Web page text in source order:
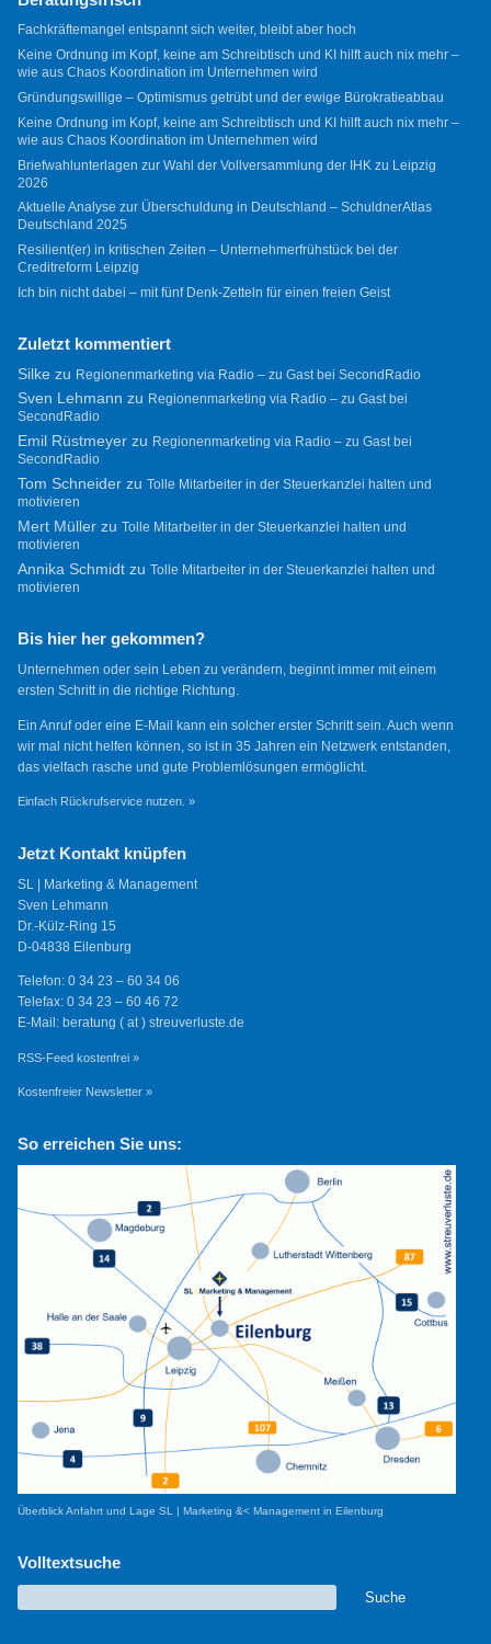
Fachkräftemangel entspannt sich weiter, bleibt aber hoch
Keine Ordnung im Kopf, keine am Schreibtisch und KI hilft auch nix mehr –
wie aus Chaos Koordination im Unternehmen wird
Gründungswillige – Optimismus getrübt und der ewige Bürokratieabbau
Keine Ordnung im Kopf, keine am Schreibtisch und KI hilft auch nix mehr –
wie aus Chaos Koordination im Unternehmen wird
Briefwahlunterlagen zur Wahl der Vollversammlung der IHK zu Leipzig
2026
Aktuelle Analyse zur Überschuldung in Deutschland – SchuldnerAtlas
Deutschland 2025
Resilient(er) in kritischen Zeiten – Unternehmerfrühstück bei der
Creditreform Leipzig
Ich bin nicht dabei – mit fünf Denk-Zetteln für einen freien Geist
Zuletzt kommentiert
Silkezu Regionenmarketing via Radio – zu Gast bei SecondRadio
Sven Lehmann zu Regionenmarketing via Radio – zu Gast bei
SecondRadio
Emil Rüstmeyerzu Regionenmarketing via Radio – zu Gast bei
SecondRadio
Tom Schneiderzu Tolle Mitarbeiter in der Steuerkanzlei halten und
motivieren
Mert Müllerzu Tolle Mitarbeiter in der Steuerkanzlei halten und
motivieren
Annika Schmidtzu Tolle Mitarbeiter in der Steuerkanzlei halten und
motivieren
Bis hier her gekommen?
Unternehmen oder sein Leben zu verändern, beginnt immer mit einem
ersten Schritt in die richtige Richtung.
Ein Anruf oder eine E-Mail kann ein solcher erster Schritt sein. Auch wenn
wir mal nicht helfen können, so ist in 35 Jahren ein Netzwerk entstanden,
das vielfach rasche und gute Problemlösungen ermöglicht.
Einfach Rückrufservice nutzen. »
Jetzt Kontakt knüpfen
SL | Marketing & Management
Sven Lehmann
Dr.-Külz-Ring 15
D-04838 Eilenburg
Telefon: 0 34 23 – 60 34 06
Telefax: 0 34 23 – 60 46 72
E-Mail: beratung ( at ) streuverluste.de
RSS-Feed kostenfrei »
Kostenfreier Newsletter »
So erreichen Sie uns:
Überblick Anfahrt und Lage SL | Marketing &< Management in Eilenburg
Volltextsuche